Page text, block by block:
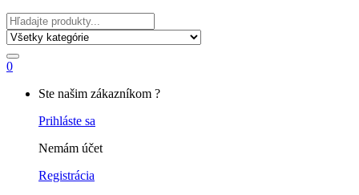
Hľadať
0
Ste našim zákazníkom ?
Prihláste sa
Nemám účet
Registrácia